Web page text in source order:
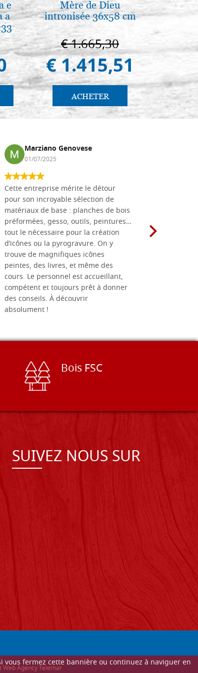
fermez cette bannière ou continuez à naviguer en
e
a
Mère de Dieu
intronisée 36x58 cm
€ 1.665,30
€ 1.415,51
ACHETER
Il
The
€
Marziano Genovese
01/07/2025
Cette entreprise mérite le détour
pour son incroyable sélection de
matériaux de base : planches de bois
préformées, gesso, outils, peintures…
tout le nécessaire pour la création
d’icônes ou la pyrogravure. On y
trouve de magnifiques icônes
peintes, des livres, et même des
cours. Le personnel est accueillant,
compétent et toujours prêt à donner
des conseils. À découvrir
absolument !
Bois FSC
SUIVEZ NOUS SUR
Web Agency Telemar